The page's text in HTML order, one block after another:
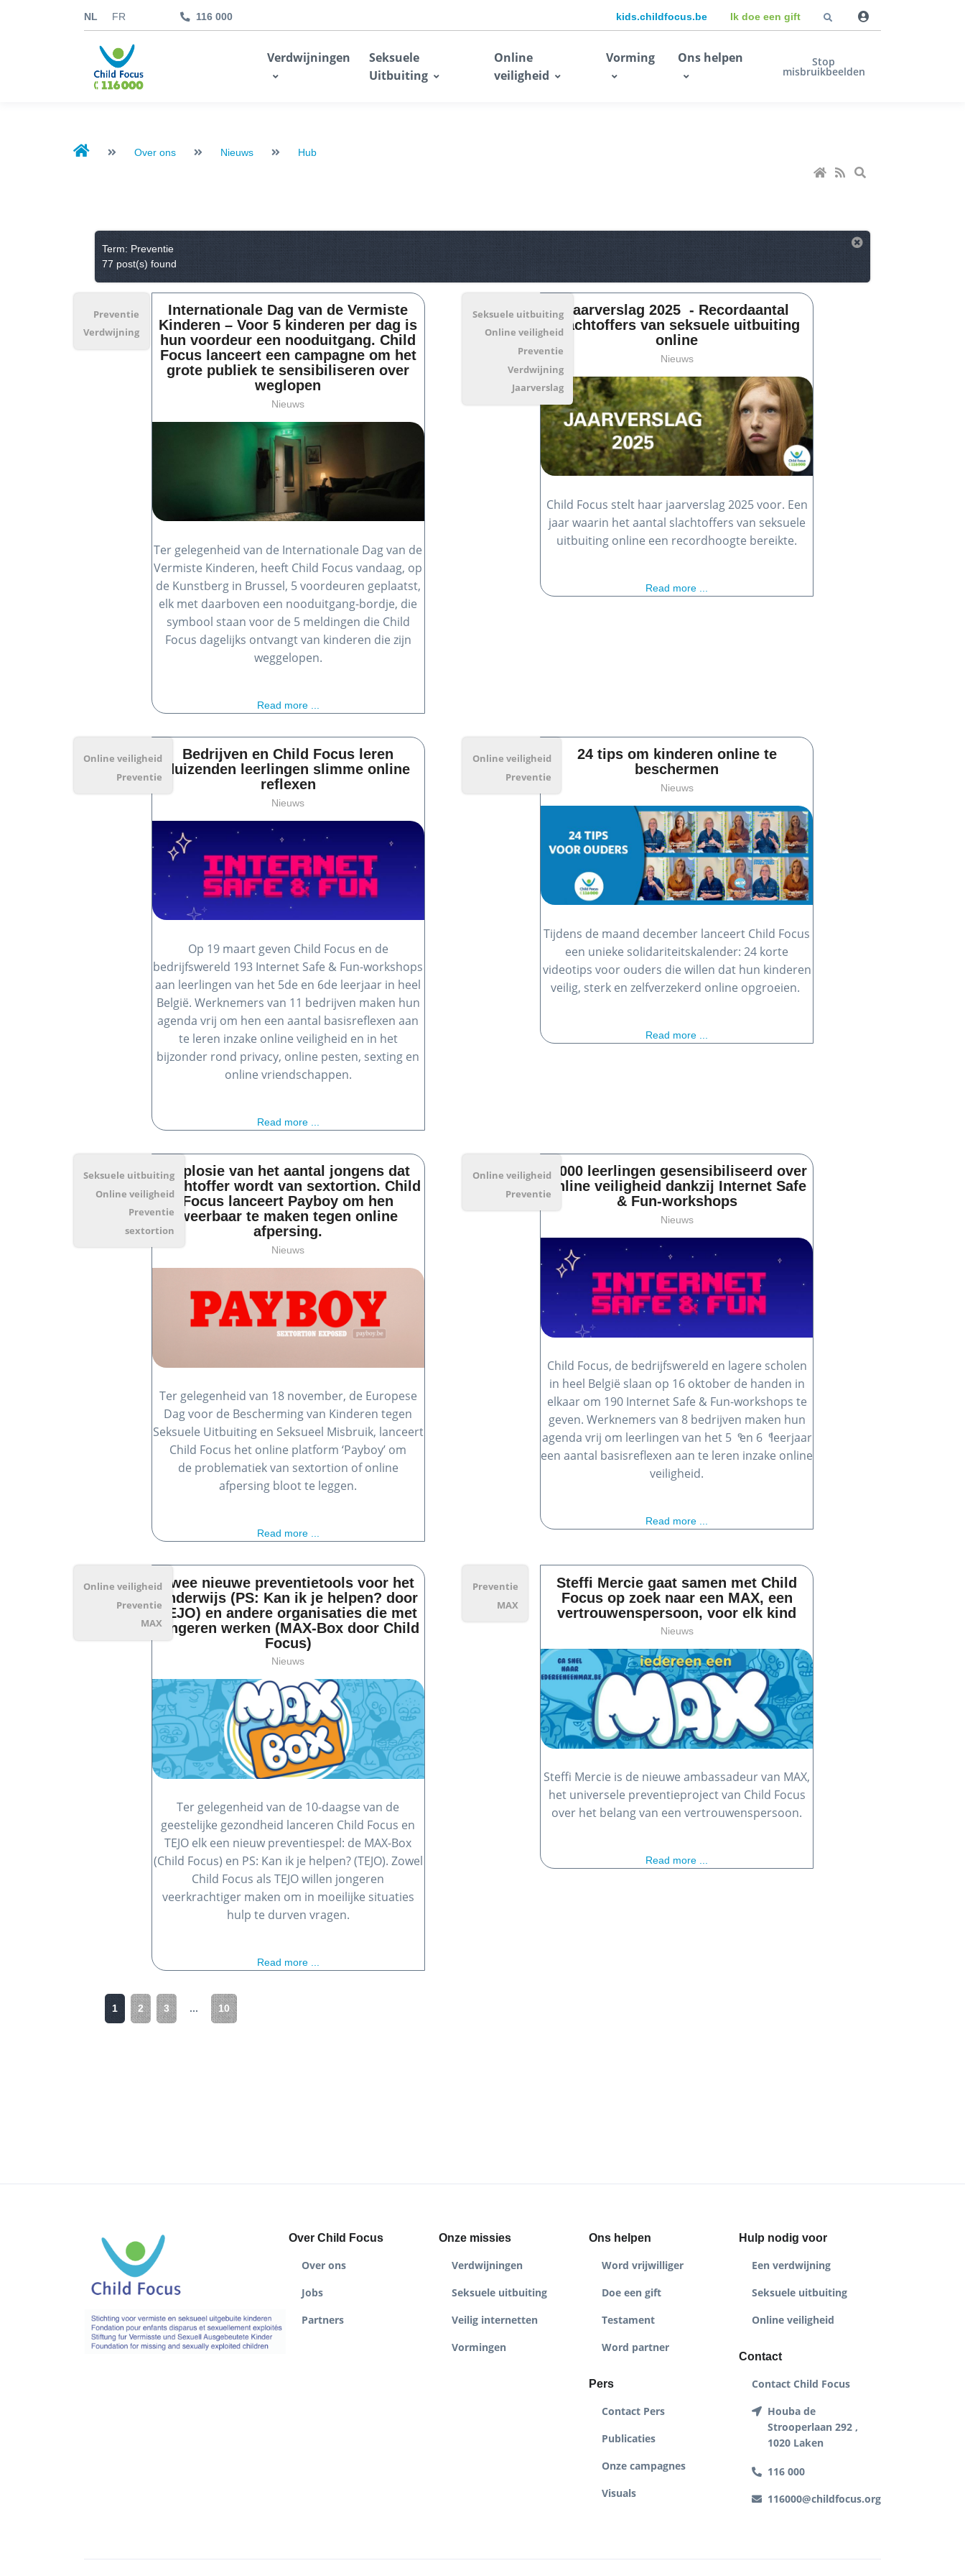
NL FR 116 000 kids.childfocus.be Ik doe een gift
Verdwijningen
Seksuele
Uitbuiting
Online
veiligheid
Vorming Ons helpen Stop
misbruikbeelden
Over ons Nieuws Hub
Term: Preventie
77 post(s) found
Internationale Dag van de Vermiste
Kinderen – Voor 5 kinderen per dag is
hun voordeur een nooduitgang. Child
Focus lanceert een campagne om het
grote publiek te sensibiliseren over
weglopen
Nieuws
Preventie
Verdwijning
Ter gelegenheid van de Internationale Dag van de
Vermiste Kinderen, heeft Child Focus vandaag, op
de Kunstberg in Brussel, 5 voordeuren geplaatst,
elk met daarboven een nooduitgang-bordje, die
symbool staan voor de 5 meldingen die Child
Focus dagelijks ontvangt van kinderen die zijn
weggelopen.
Read more ...
Jaarverslag 2025 - Recordaantal
slachtoffers van seksuele uitbuiting
online
Nieuws
Seksuele uitbuiting
Online veiligheid
Preventie
Verdwijning
Jaarverslag
Child Focus stelt haar jaarverslag 2025 voor. Een
jaar waarin het aantal slachtoffers van seksuele
uitbuiting online een recordhoogte bereikte.
Read more ...
Bedrijven en Child Focus leren
duizenden leerlingen slimme online
reflexen
Nieuws
Online veiligheid
Preventie
Op 19 maart geven Child Focus en de
bedrijfswereld 193 Internet Safe & Fun-workshops
aan leerlingen van het 5de en 6de leerjaar in heel
België. Werknemers van 11 bedrijven maken hun
agenda vrij om hen een aantal basisreflexen aan
te leren inzake online veiligheid en in het
bijzonder rond privacy, online pesten, sexting en
online vriendschappen.
Read more ...
24 tips om kinderen online te
beschermen
Nieuws
Online veiligheid
Preventie
Tijdens de maand december lanceert Child Focus
een unieke solidariteitskalender: 24 korte
videotips voor ouders die willen dat hun kinderen
veilig, sterk en zelfverzekerd online opgroeien.
Read more ...
​Explosie van het aantal jongens dat
slachtoffer wordt van sextortion. Child
Focus lanceert Payboy om hen
weerbaar te maken tegen online
afpersing.
Nieuws
Seksuele uitbuiting
Online veiligheid
Preventie
sextortion
Ter gelegenheid van 18 november, de Europese
Dag voor de Bescherming van Kinderen tegen
Seksuele Uitbuiting en Seksueel Misbruik, lanceert
Child Focus het online platform ‘Payboy’ om
de problematiek van sextortion of online
afpersing bloot te leggen.
Read more ...
4.000 leerlingen gesensibiliseerd over
online veiligheid dankzij Internet Safe
& Fun-workshops
Nieuws
Online veiligheid
Preventie
Child Focus, de bedrijfswereld en lagere scholen
in heel België slaan op 16 oktober de handen in
elkaar om 190 Internet Safe & Fun-workshops te
geven. Werknemers van 8 bedrijven maken hun
agenda vrij om leerlingen van het 5 e
en 6 e
leerjaar
een aantal basisreflexen aan te leren inzake online
veiligheid.
Read more ...
Twee nieuwe preventietools voor het
onderwijs (PS: Kan ik je helpen? door
TEJO) en andere organisaties die met
jongeren werken (MAX-Box door Child
Focus)
Nieuws
Online veiligheid
Preventie
MAX
Ter gelegenheid van de 10-daagse van de
geestelijke gezondheid lanceren Child Focus en
TEJO elk een nieuw preventiespel: de MAX-Box
(Child Focus) en PS: Kan ik je helpen? (TEJO). Zowel
Child Focus als TEJO willen jongeren
veerkrachtiger maken om in moeilijke situaties
hulp te durven vragen.
Read more ...
Steffi Mercie gaat samen met Child
Focus op zoek naar een MAX, een
vertrouwenspersoon, voor elk kind
Nieuws
Preventie
MAX
Steffi Mercie is de nieuwe ambassadeur van MAX,
het universele preventieproject van Child Focus
over het belang van een vertrouwenspersoon.
Read more ...
1 2 3 ... 10
Over Child Focus
Over ons
Jobs
Partners
Onze missies
Verdwijningen
Seksuele uitbuiting
Veilig internetten
Vormingen
Ons helpen
Word vrijwilliger
Doe een gift
Testament
Word partner
Pers
Contact Pers
Publicaties
Onze campagnes
Visuals
Hulp nodig voor
Een verdwijning
Seksuele uitbuiting
Online veiligheid
Contact
Contact Child Focus
Houba de
Strooperlaan 292 ,
1020 Laken
116 000
116000@childfocus.org